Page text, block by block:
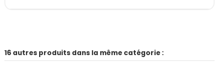
16 autres produits dans la même catégorie :